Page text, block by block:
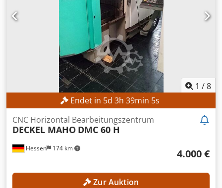
1 /8
Endet in 5d 3h 39min 3s
Hessen 174 km
CNC Horizontal Bearbeitungszentrum
DECKEL MAHO DMC 60 H
4.000 €
Zur Auktion